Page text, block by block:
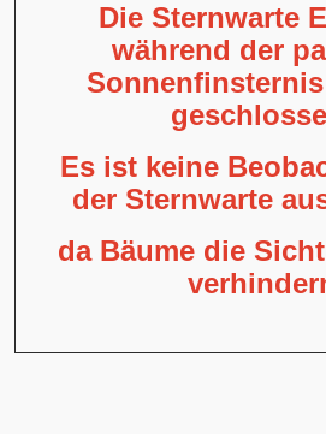
Die Sternwarte
während der
Sonnenfinsternis
Es ist keine
der Sternwarte
da Bäume die